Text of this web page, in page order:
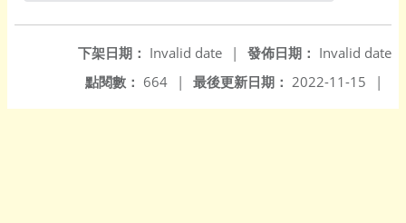
發佈日期： Invalid date
下架日期： Invalid date
|
最後更新日期： 2022-11-15 |
點閱數： 664 |